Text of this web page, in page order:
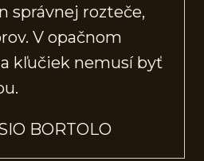
správnej rozteče,
V opačnom
kľučiek nemusí byť
BORTOLO